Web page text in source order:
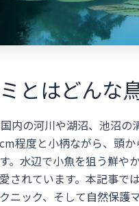
とはどんな
内の河川や湖沼、池沼
程度と小柄ながら、頭
。水辺で小魚を狙う鮮
されています。本記事
ニック、そして自然保護